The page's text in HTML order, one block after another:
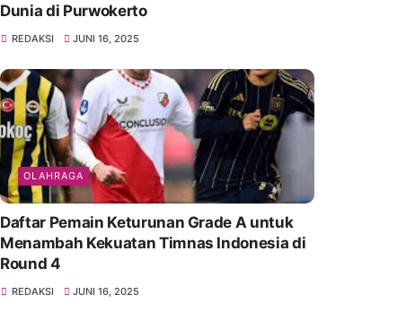
Dunia di Purwokerto
REDAKSI JUNI 16, 2025
OLAHRAGA
Daftar Pemain Keturunan Grade A untuk
Menambah Kekuatan Timnas Indonesia di
Round 4
REDAKSI JUNI 16, 2025